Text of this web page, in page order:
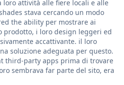
loro attività alle fiere locali e alle
stava cercando un modo
the ability per mostrare ai
prodotto, i loro design leggeri ed
accattivante. il loro
soluzione adeguata per questo.
third-party apps prima di trovare
sembrava far parte del sito, era